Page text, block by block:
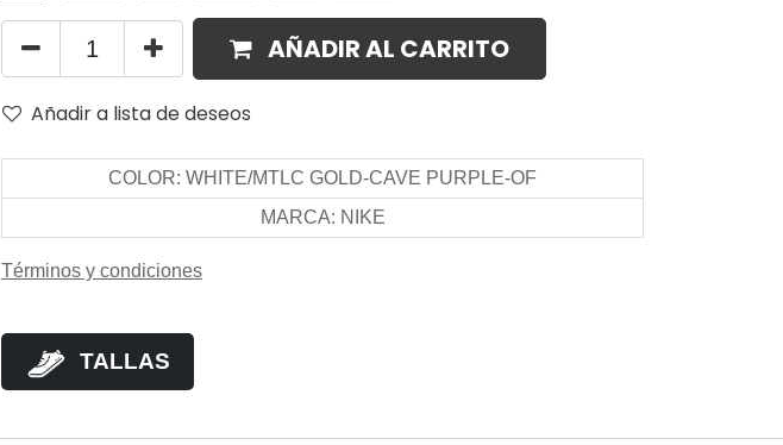
AÑADIR AL CARRITO
Añadir a lista de deseos
COLOR: WHITE/MTLC GOLD-CAVE PURPLE-OF
MARCA: NIKE
Términos y condiciones
TALLAS